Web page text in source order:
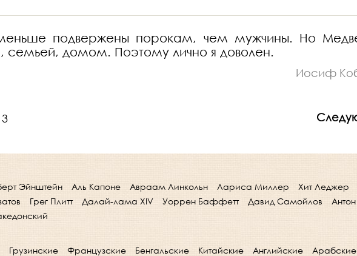
подвержены порокам, чем мужчины. Но
семьей, домом. Поэтому лично я доволен.
Иосиф
3
Эйнштейн Аль Капоне Авраам Линкольн Лариса Миллер
Хит Леджер
Грег Плитт Далай-лама XIV Уоррен Баффетт Давид Самойлов
Грузинские Французские Бенгальские Китайские Английские Арабские